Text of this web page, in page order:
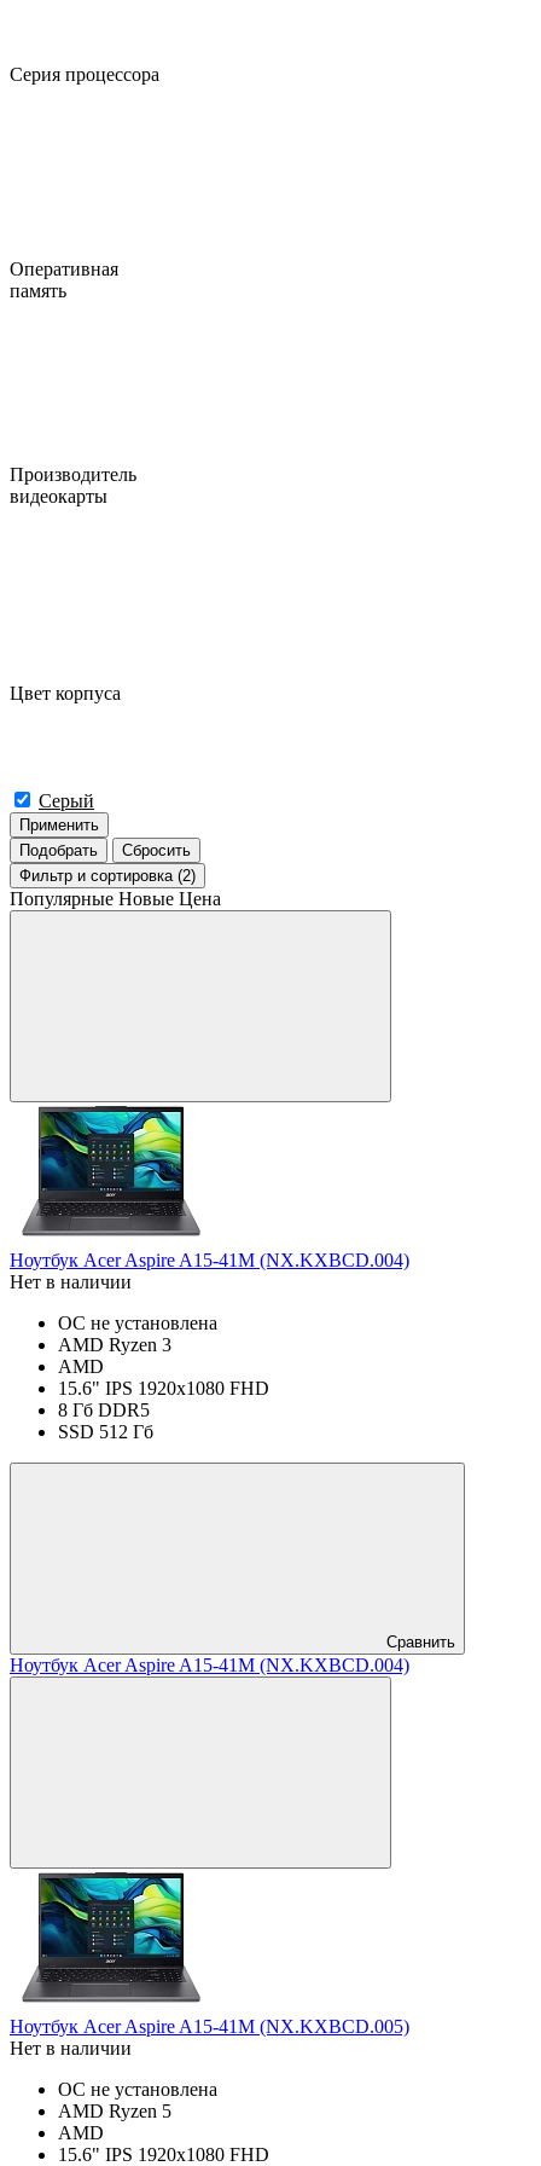
Серия процессора
Оперативная
память
Производитель
видеокарты
Цвет корпуса
Серый
Применить
Подобрать
Сбросить
Фильтр и сортировка (2)
Популярные Новые Цена
Ноутбук Acer Aspire A15-41M (NX.KXBCD.004)
Нет в наличии
ОС не установлена
AMD Ryzen 3
AMD
15.6" IPS 1920x1080 FHD
8 Гб DDR5
SSD 512 Гб
Сравнить
Ноутбук Acer Aspire A15-41M (NX.KXBCD.004)
Ноутбук Acer Aspire A15-41M (NX.KXBCD.005)
Нет в наличии
ОС не установлена
AMD Ryzen 5
AMD
15.6" IPS 1920x1080 FHD